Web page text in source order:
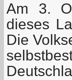
Am 3.
dieses
Die